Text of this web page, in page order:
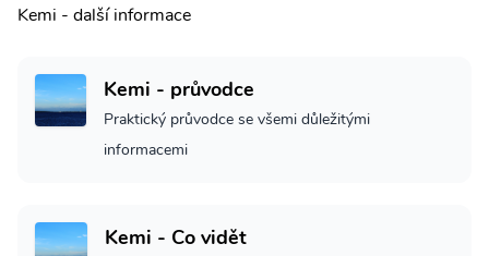
Kemi - další informace
Kemi - průvodce
Praktický průvodce se všemi důležitými
informacemi
Kemi - Co vidět